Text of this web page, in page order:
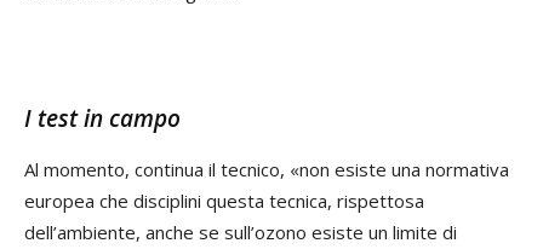
I test in campo
Al momento, continua il tecnico, «non esiste una normativa
europea che disciplini questa tecnica, rispettosa
dell’ambiente, anche se sull’ozono esiste un limite di